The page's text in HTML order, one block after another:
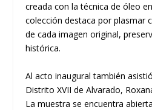
creada con la técnica de óleo
colección destaca por plasmar
de cada imagen original,
histórica.
Al acto inaugural también
Distrito XVII de Alvarado,
La muestra se encuentra